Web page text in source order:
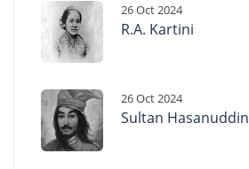
26 Oct 2024
R.A. Kartini
26 Oct 2024
Sultan Hasanuddin